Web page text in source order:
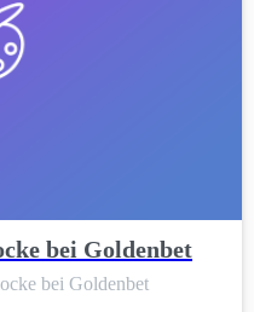
bei Goldenbet
bei Goldenbet